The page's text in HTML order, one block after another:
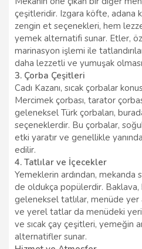
çeşitleridir. Izgara köfte, adana
zengin et seçenekleri, hem
yemek alternatifi sunar. Etler,
marinasyon işlemi ile
daha lezzetli ve yumuşak
3. Çorba Çeşitleri
Cadı Kazanı, sıcak çorbalar
Mercimek çorbası, tarator
geleneksel Türk çorbaları,
seçeneklerdir. Bu çorbalar, soğuk
etki yaratır ve genellikle
edilir.
4. Tatlılar ve İçecekler
Yemeklerin ardından, mekanda
de oldukça popülerdir.
geleneksel tatlılar, menüde yer
ve yerel tatlar da menüdeki
ve sıcak çay çeşitleri, yemeğin
alternatifler sunar.